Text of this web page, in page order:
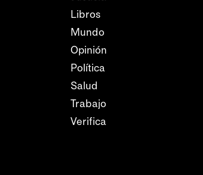
Libros
Mundo
Opinión
Política
Salud
Trabajo
Verifica